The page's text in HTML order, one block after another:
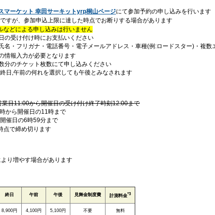
マーケット 幸田サーキットyrp桐山ページにて参加予約の申し込みを行います
すが、参加申込上限に達した時点でお断りする場合があります
どによる申し込みは行いません
の受け付け時にお支払いください
名・フリガナ・電話番号・電子メールアドレス・車種(例:ロードスター)・複数
情報入力が必要となります
分のチケット枚数にて申し込みください
日,午前の何れを選択しても午後とみなされます
日11:00から開催日の受け付け終了時刻12:00まで
から開催日の11時まで
催日の6時59分まで
点で締め切ります
り増やす場合があります
終日 午前 午後 見舞金制度費 計測料金*3
8,900円 4,100円 5,100円 不要 無料